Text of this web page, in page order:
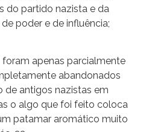
do partido nazista e da
poder e de influência;
foram apenas parcialmente
abandonados
de antigos nazistas em
o algo que foi feito coloca
patamar aromático muito